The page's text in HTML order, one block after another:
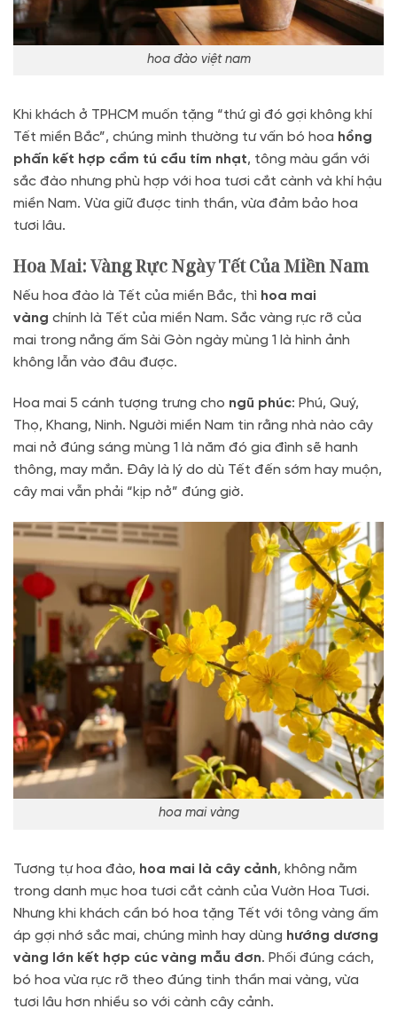
hoa đào việt nam
Khi khách ở TPHCM muốn tặng “thứ gì đó gợi không khí
Tết miền Bắc”, chúng mình thường tư vấn bó hoa hồng
phấn kết hợp cẩm tú cầu tím nhạt, tông màu gần với
sắc đào nhưng phù hợp với hoa tươi cắt cành và khí hậu
miền Nam. Vừa giữ được tinh thần, vừa đảm bảo hoa
tươi lâu.
Hoa Mai: Vàng Rực Ngày Tết Của Miền Nam
Nếu hoa đào là Tết của miền Bắc, thì hoa mai
vàng chính là Tết của miền Nam. Sắc vàng rực rỡ của
mai trong nắng ấm Sài Gòn ngày mùng 1 là hình ảnh
không lẫn vào đâu được.
Hoa mai 5 cánh tượng trưng cho ngũ phúc: Phú, Quý,
Thọ, Khang, Ninh. Người miền Nam tin rằng nhà nào cây
mai nở đúng sáng mùng 1 là năm đó gia đình sẽ hanh
thông, may mắn. Đây là lý do dù Tết đến sớm hay muộn,
cây mai vẫn phải “kịp nở” đúng giờ.
hoa mai vàng
Tương tự hoa đào, hoa mai là cây cảnh, không nằm
trong danh mục hoa tươi cắt cành của Vườn Hoa Tươi.
Nhưng khi khách cần bó hoa tặng Tết với tông vàng ấm
áp gợi nhớ sắc mai, chúng mình hay dùng hướng dương
vàng lớn kết hợp cúc vàng mẫu đơn. Phối đúng cách,
bó hoa vừa rực rỡ theo đúng tinh thần mai vàng, vừa
tươi lâu hơn nhiều so với cành cây cảnh.